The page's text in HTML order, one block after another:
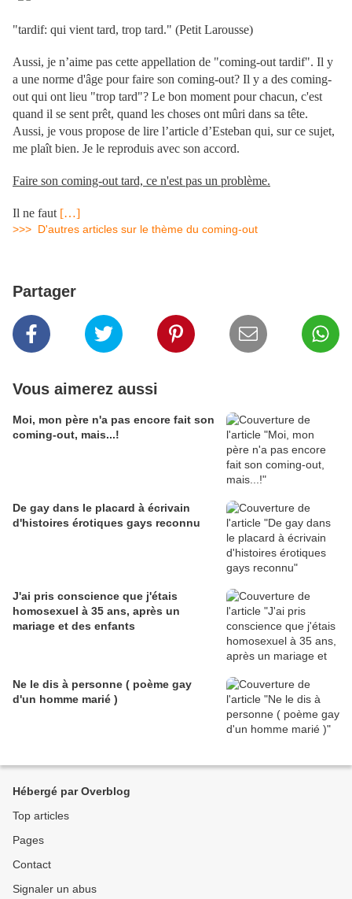
"tardif: qui vient tard, trop tard." (Petit Larousse)
Aussi, je n’aime pas cette appellation de "coming-out tardif". Il y
a une norme d'âge pour faire son coming-out? Il y a des coming-
out qui ont lieu "trop tard"? Le bon moment pour chacun, c'est
quand il se sent prêt, quand les choses ont mûri dans sa tête.
Aussi, je vous propose de lire l’article d’Esteban qui, sur ce sujet,
me plaît bien. Je le reproduis avec son accord.
Faire son coming-out tard, ce n'est pas un problème.
Il ne faut […]
>>> D'autres articles sur le thème du coming-out
Partager
Vous aimerez aussi
Moi, mon père n'a pas encore fait son
coming-out, mais...!
De gay dans le placard à écrivain
d'histoires érotiques gays reconnu
J'ai pris conscience que j'étais
homosexuel à 35 ans, après un
mariage et des enfants
Ne le dis à personne ( poème gay
d'un homme marié )
Hébergé par Overblog
Top articles
Pages
Contact
Signaler un abus